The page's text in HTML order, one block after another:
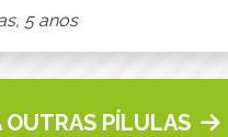
5 anos
OUTRAS PÍLULAS